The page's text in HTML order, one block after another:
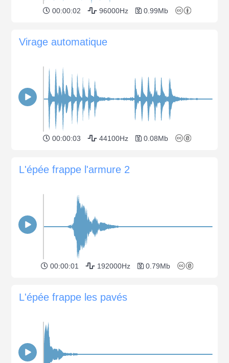
00:00:02 96000Hz 0.99Mb
Virage automatique
00:00:03 44100Hz 0.08Mb
L'épée frappe l'armure 2
00:00:01 192000Hz 0.79Mb
L'épée frappe les pavés